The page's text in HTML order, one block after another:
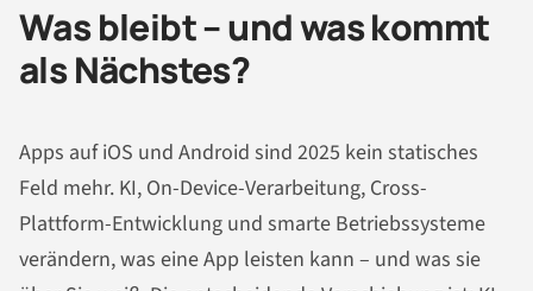
Was bleibt – und was kommt
als Nächstes?
Apps auf iOS und Android sind 2025 kein statisches
Feld mehr. KI, On-Device-Verarbeitung, Cross-
Plattform-Entwicklung und smarte Betriebssysteme
verändern, was eine App leisten kann – und was sie